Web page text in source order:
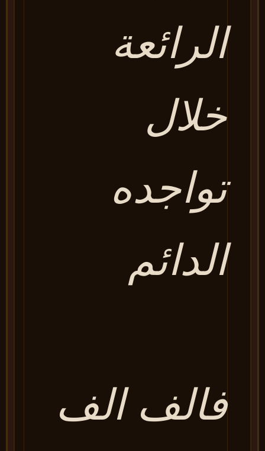
الرائعة
خلال
تواجده
الدائم
فالف الف